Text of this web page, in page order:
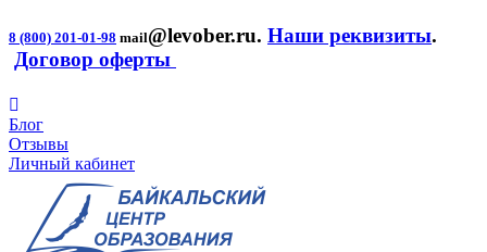
8 (800) 201-01-98 mail@levober.ru. Наши реквизиты.
Договор оферты
Блог
Отзывы
Личный кабинет